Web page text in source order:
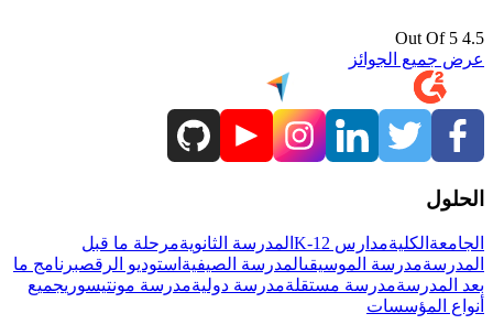
4.5 Out Of 5
عرض جميع الجوائز
الحلول
الجامعة الكليةمدارس K-12 المدرسة الثانويةمرحلة ما قبل
المدرسةمدرسة الموسيقىالمدرسة الصيفية استوديو الرقصبرنامج ما
بعد المدرسةمدرسة مستقلةمدرسة دوليةمدرسة مونتيسوريجميع
أنواع المؤسسات